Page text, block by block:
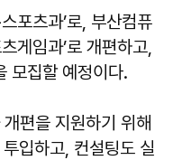
포츠과’로, 부산컴퓨
게임과’로 개편하고,
모집할 예정이다.
편을 지원하기 위해
입하고, 컨설팅도 실